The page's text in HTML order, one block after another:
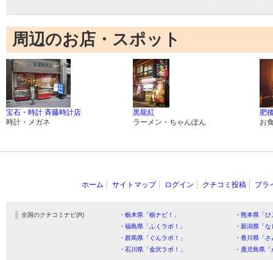
周辺のお店・スポット
宝石・時計 斉藤時計店
時計・メガネ
黒龍紅
ラーメン・ちゃんぽん
肥
お
ホーム サイトマップ ログイン クチコミ投稿 プラ
全国のクチコミナビ(R) ・栃木県「栃ナビ！」
・熊本県「
・福島県「ふくラボ！」
・新潟県「
・群馬県「ぐんラボ！」
・香川県「
・石川県「金沢ラボ！」
・鹿児島県